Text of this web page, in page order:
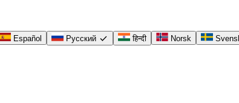
Español Русский check हिन्दी Norsk